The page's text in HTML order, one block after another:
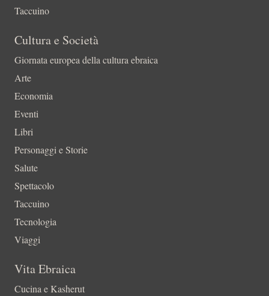
Taccuino
Cultura e Società
Giornata europea della cultura ebraica
Arte
Economia
Eventi
Libri
Personaggi e Storie
Salute
Spettacolo
Taccuino
Tecnologia
Viaggi
Vita Ebraica
Cucina e Kasherut